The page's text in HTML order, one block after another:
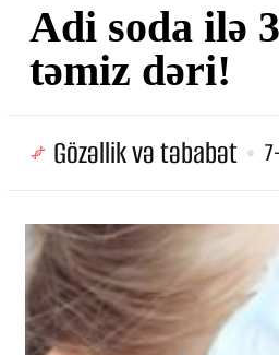
Adi soda ilə
təmiz dəri!
Gözəllik və təbabət